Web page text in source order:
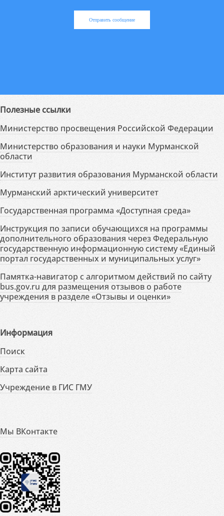
Отправить сообщение
Полезные ссылки
Министерство просвещения Российской Федерации
Министерство образования и науки Мурманской
области
Институт развития образования Мурманской области
Мурманский арктический университет
Государственная программа «Доступная среда»
Инструкция по записи обучающихся на программы
дополнительного образования через Федеральную
государственную информационную систему «Единый
портал государственных и муниципальных услуг»
Памятка-навигатор с алгоритмом действий по сайту
bus.gov.ru для размещения отзывов о работе
учреждения в разделе «Отзывы и оценки»
Информация
Поиск
Карта сайта
Учреждение в ГИС ГМУ
Мы ВКонтакте